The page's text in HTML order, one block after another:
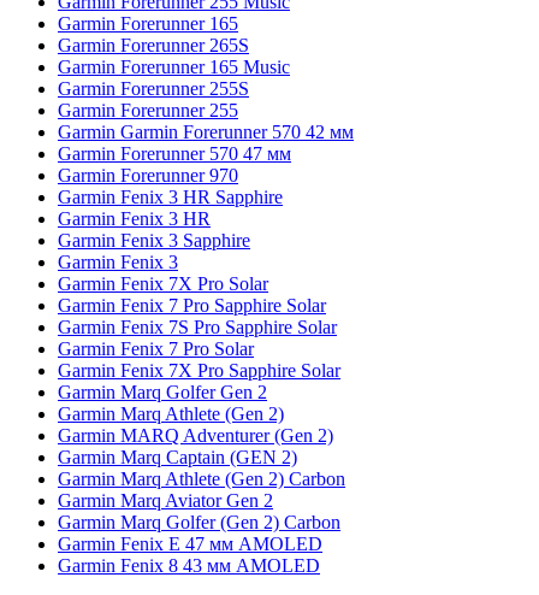
Garmin Forerunner 165
Garmin Forerunner 265S
Garmin Forerunner 165 Music
Garmin Forerunner 255S
Garmin Forerunner 255
Garmin Garmin Forerunner 570 42 мм
Garmin Forerunner 570 47 мм
Garmin Forerunner 970
Garmin Fenix 3 HR Sapphire
Garmin Fenix 3 HR
Garmin Fenix 3 Sapphire
Garmin Fenix 3
Garmin Fenix 7X Pro Solar
Garmin Fenix 7 Pro Sapphire Solar
Garmin Fenix 7S Pro Sapphire Solar
Garmin Fenix 7 Pro Solar
Garmin Fenix 7X Pro Sapphire Solar
Garmin Marq Golfer Gen 2
Garmin Marq Athlete (Gen 2)
Garmin MARQ Adventurer (Gen 2)
Garmin Marq Captain (GEN 2)
Garmin Marq Athlete (Gen 2) Carbon
Garmin Marq Aviator Gen 2
Garmin Marq Golfer (Gen 2) Carbon
Garmin Fenix E 47 мм AMOLED
Garmin Fenix 8 43 мм AMOLED